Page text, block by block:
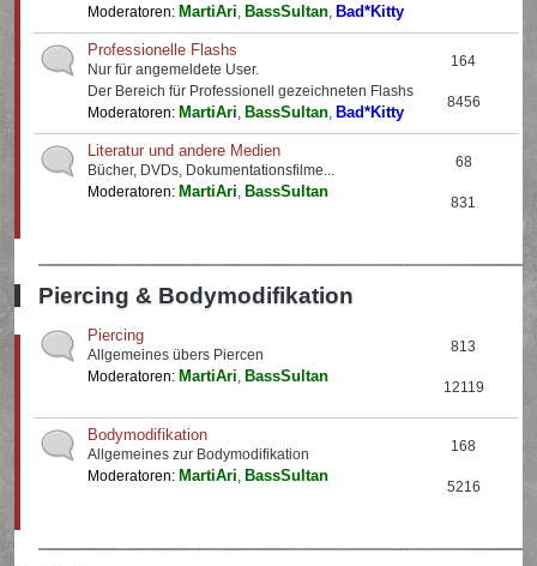
Moderatoren: MartiAri, BassSultan, Bad*Kitty
Professionelle Flashs
Nur für angemeldete User.
Der Bereich für Professionell gezeichneten Flashs
Moderatoren: MartiAri, BassSultan, Bad*Kitty
164
8456
Literatur und andere Medien
Bücher, DVDs, Dokumentationsfilme...
Moderatoren: MartiAri, BassSultan
68
831
Piercing & Bodymodifikation
Piercing
Allgemeines übers Piercen
Moderatoren: MartiAri, BassSultan
813
12119
Bodymodifikation
Allgemeines zur Bodymodifikation
Moderatoren: MartiAri, BassSultan
168
5216